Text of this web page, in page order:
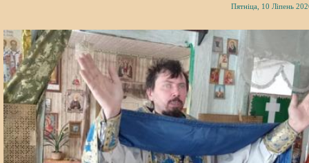
Пятніца, 10 Ліпень